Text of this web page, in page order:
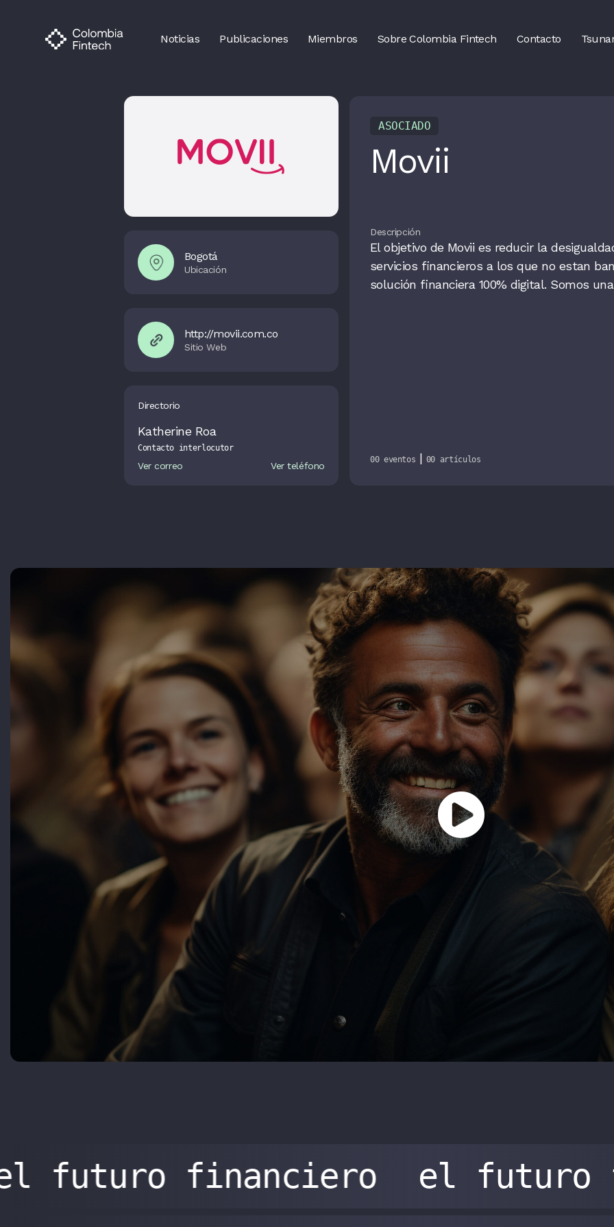
Noticias Publicaciones Miembros Sobre Colombia Fintech Contacto
Bogotá
http://movii.com.co
Directorio
Katherine Roa
Contacto interlocutor
Ver correo Ver teléfono
ASOCIADO
Movii
Descripción
El objetivo de Movii es reducir la
servicios financieros a los que no estan
solución financiera 100% digital. Somos una
00 eventos | 00 artículos
futuro financiero el futuro